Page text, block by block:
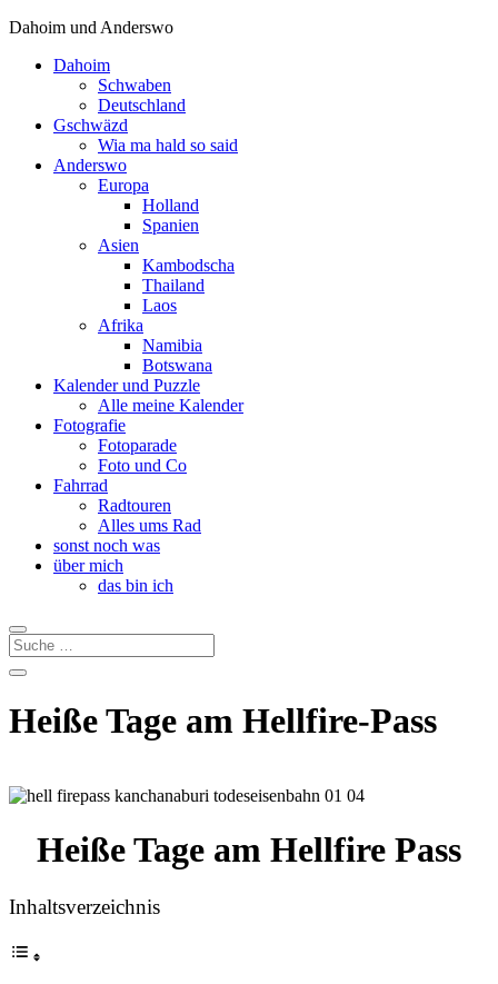
Dahoim und Anderswo
Dahoim
Schwaben
Deutschland
Gschwäzd
Wia ma hald so said
Anderswo
Europa
Holland
Spanien
Asien
Kambodscha
Thailand
Laos
Afrika
Namibia
Botswana
Kalender und Puzzle
Alle meine Kalender
Fotografie
Fotoparade
Foto und Co
Fahrrad
Radtouren
Alles ums Rad
sonst noch was
über mich
das bin ich
Heiße Tage am Hellfire-Pass
Heiße Tage am Hellfire Pass
Inhaltsverzeichnis